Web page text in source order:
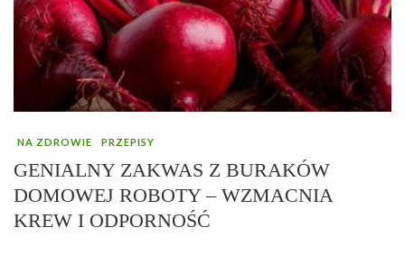
NA ZDROWIE PRZEPISY
GENIALNY ZAKWAS Z BURAKÓW
DOMOWEJ ROBOTY – WZMACNIA
KREW I ODPORNOŚĆ